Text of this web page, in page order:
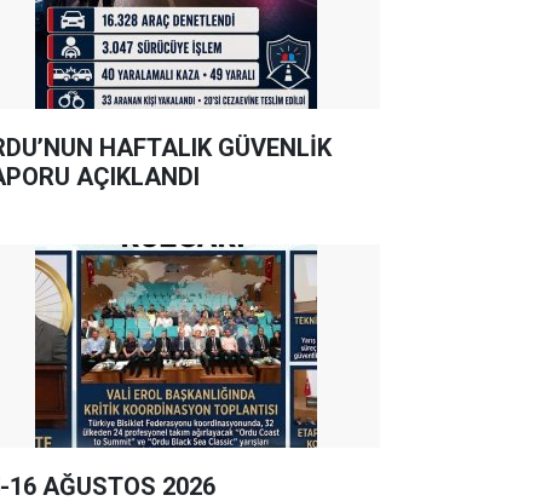
HAFTALIK GÜVENLİK
AÇIKLANDI
16 AĞUSTOS 2026